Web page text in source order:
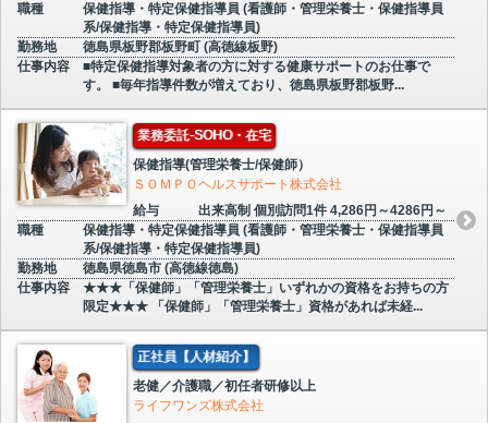
職種
保健指導・特定保健指導員 (看護師・管理栄養士・保健指導員
系/保健指導・特定保健指導員)
勤務地
徳島県板野郡板野町 (高徳線板野)
仕事内容
■特定保健指導対象者の方に対する健康サポートのお仕事で
す。 ■毎年指導件数が増えており、徳島県板野郡板野...
業務委託-SOHO・在宅
保健指導(管理栄養士/保健師）
ＳＯＭＰＯヘルスサポート株式会社
給与
出来高制 個別訪問1件 4,286円～4286円～
職種
保健指導・特定保健指導員 (看護師・管理栄養士・保健指導員
系/保健指導・特定保健指導員)
勤務地
徳島県徳島市 (高徳線徳島)
仕事内容
★★★「保健師」「管理栄養士」いずれかの資格をお持ちの方
限定★★★ 「保健師」「管理栄養士」資格があれば未経...
正社員【人材紹介】
老健／介護職／初任者研修以上
ライフワンズ株式会社